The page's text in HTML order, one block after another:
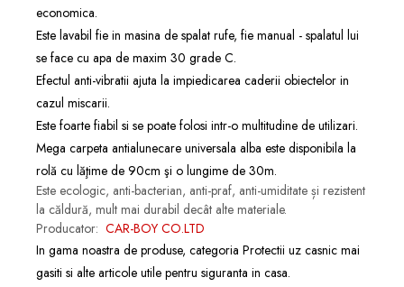
economica.
Este lavabil fie in masina de spalat rufe, fie manual - spalatul lui
se face cu apa de maxim 30 grade C.
Efectul anti-vibratii ajuta la impiedicarea caderii obiectelor in
cazul miscarii.
Este foarte fiabil si se poate folosi intr-o multitudine de utilizari.
Mega carpeta antialunecare universala alba este disponibila la
rolă cu lăţime de 90cm şi o lungime de 30m.
Este ecologic, anti-bacterian, anti-praf, anti-umiditate și rezistent
la căldură, mult mai durabil decât alte materiale.
Producator: CAR-BOY CO.LTD
In gama noastra de produse, categoria Protectii uz casnic mai
gasiti si alte articole utile pentru siguranta in casa.